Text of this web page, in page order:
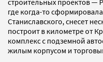
где когда-то
Станиславского, снесет
построит в километре от
комплекс с подземной
жилым корпусом и